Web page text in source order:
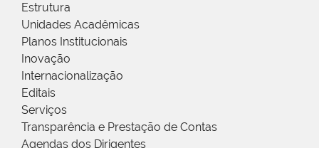
Estrutura
Unidades Acadêmicas
Planos Institucionais
Inovação
Internacionalização
Editais
Serviços
Transparência e Prestação de Contas
Agendas dos Dirigentes